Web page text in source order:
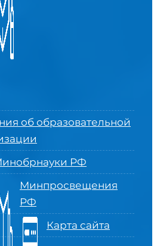
об образовательной
РФ
Минпросвещения
РФ
Карта сайта